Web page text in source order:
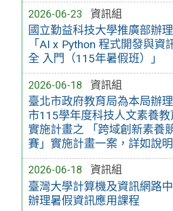
2026-06-23 資訊組
國立勤益科技大學推廣部辦理
「AI x Python 程式開發與資
全 入門（115年暑假班）」
2026-06-18 資訊組
臺北市政府教育局為本局辦
市115學年度科技人文素養教
實施計畫之 「跨域創新素養
賽」實施計畫一案，詳如說明
2026-06-18 資訊組
臺灣大學計算機及資訊網路
辦理暑假資訊應用課程